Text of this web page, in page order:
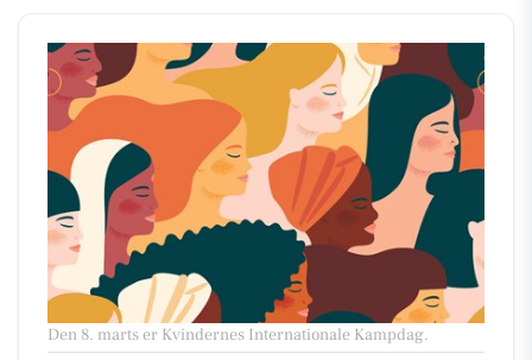
Den 8. marts er Kvindernes Internationale Kampdag.